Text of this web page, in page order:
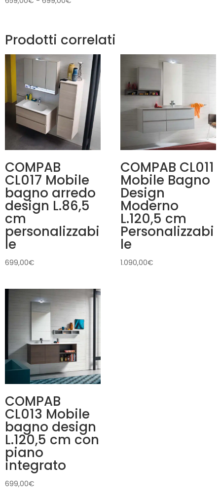
659,00€
a
699,00€
Prodotti correlati
COMPAB
CL017 Mobile
bagno arredo
design L.86,5
cm
personalizzabi
le
699,00€
COMPAB CL011
Mobile Bagno
Design
Moderno
L.120,5 cm
Personalizzabi
le
1.090,00€
COMPAB
CL013 Mobile
bagno design
L.120,5 cm con
piano
integrato
699,00€